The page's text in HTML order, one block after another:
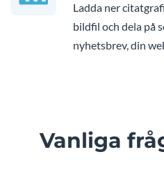
Ladda ner
bildfil och dela på
nyhetsbrev, din
Vanliga